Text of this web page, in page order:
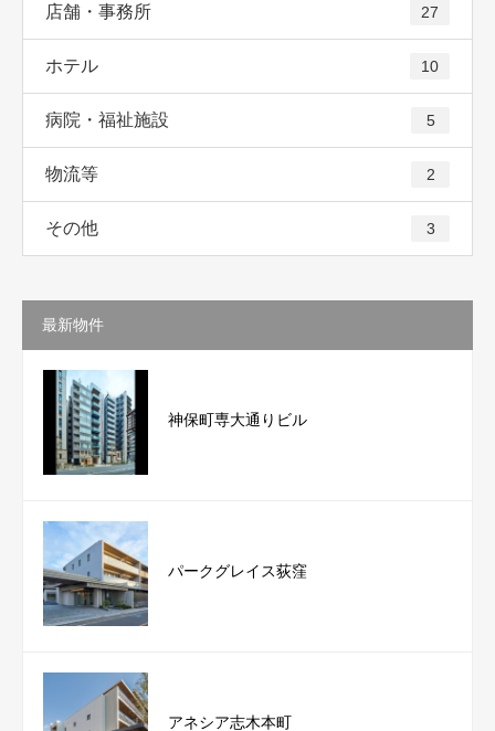
店舗・事務所 27
ホテル 10
病院・福祉施設 5
物流等 2
その他 3
最新物件
神保町専大通りビル
パークグレイス荻窪
アネシア志木本町